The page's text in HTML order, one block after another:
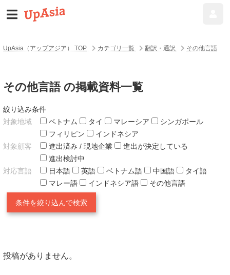
UpAsia（アップアジア） TOP カテゴリ一覧 翻訳・通訳 その他言語
その他言語 の掲載資料一覧
絞り込み条件
対象地域
ベトナム タイ マレーシア
シンガポール
フィリピン
インドネシア
対象顧客
進出済み / 現地企業
進出が決定している
進出検討中
対応言語
日本語 英語 ベトナム語 中国語
タイ語
マレー語
インドネシア語 その他言語
条件を絞り込んで検索
投稿がありません。